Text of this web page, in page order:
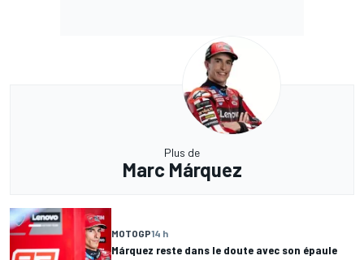
Plus de
Marc Márquez
MOTOGP14 h
Márquez reste dans le doute avec son épaule